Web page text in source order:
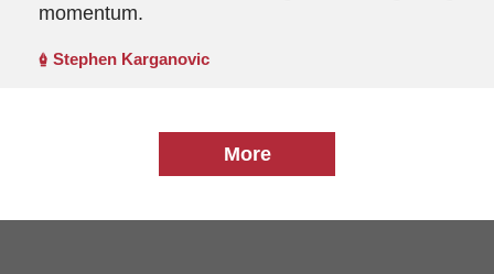
momentum.
Stephen Karganovic
More